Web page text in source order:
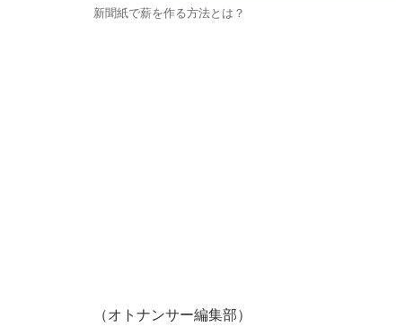
新聞紙で薪を作る方法とは？
（オトナンサー編集部）